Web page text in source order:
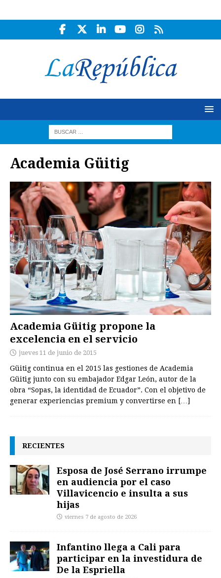
Academia Güitig
Academia Güitig propone la
excelencia en el servicio
jueves 11 de junio de 2015
Güitig continua en el 2015 las gestiones de Academia
Güitig junto con su embajador Edgar León, autor de la
obra “Sopas, la identidad de Ecuador”. Con el objetivo de
generar experiencias premium y convertirse en […]
RECIENTES
Esposa de José Serrano irrumpe
en audiencia por el caso
Villavicencio e insulta a sus
hijas
viernes 7 de agosto de 2026
Infantino llega a Cali para
participar en la investidura de
De la Espriella